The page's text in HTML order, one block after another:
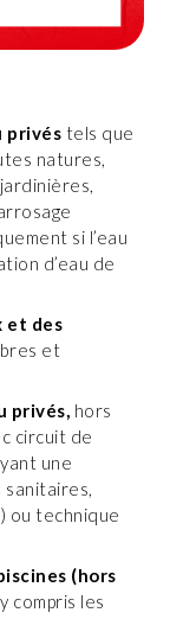
privés tels que
natures,
si l’eau
d’eau de
et des
et
privés, hors
circuit de
une
sanitaires,
ou technique
(hors
y compris les